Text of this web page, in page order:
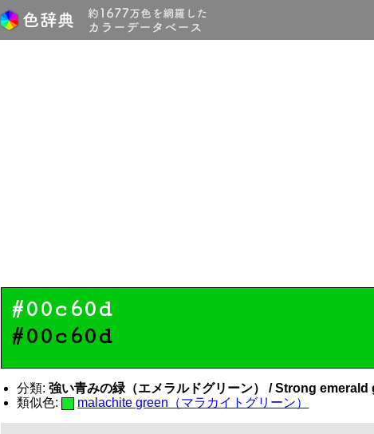
#00c60d
#00c60d
分類: 強い青みの緑（エメラルドグリーン） / Strong emerald
類似色:
malachite green（マラカイトグリーン）